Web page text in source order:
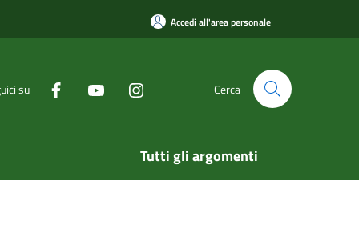
Accedi all'area personale
su Cerca
Tutti gli argomenti